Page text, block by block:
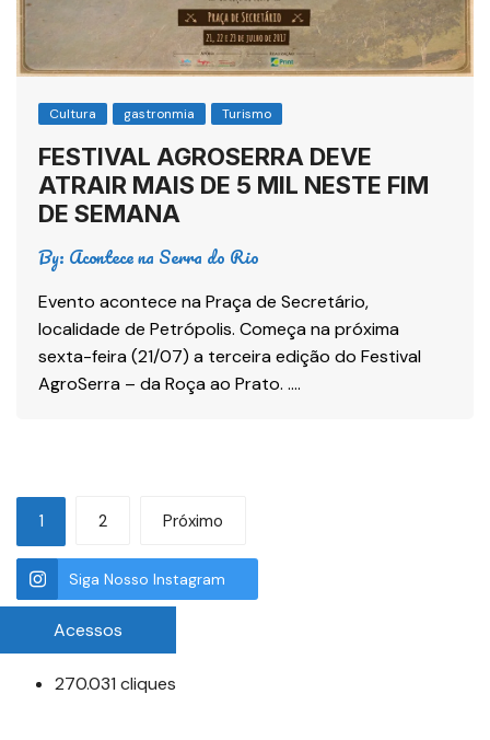
Cultura gastronmia Turismo
FESTIVAL AGROSERRA DEVE
ATRAIR MAIS DE 5 MIL NESTE FIM
DE SEMANA
By: Acontece na Serra do Rio
Evento acontece na Praça de Secretário,
localidade de Petrópolis. Começa na próxima
sexta-feira (21/07) a terceira edição do Festival
AgroSerra – da Roça ao Prato. ….
1 2 Próximo
Siga Nosso Instagram
Acessos
270.031 cliques